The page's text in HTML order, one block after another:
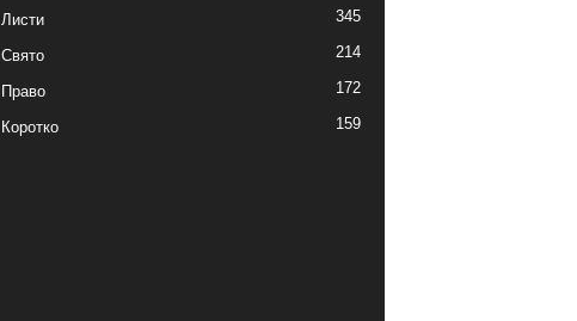
Листи 345
Свято 214
Право 172
Коротко 159